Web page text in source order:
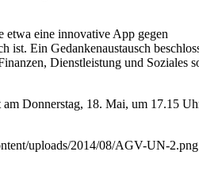
etwa eine innovative App gegen
Ein Gedankenaustausch
Dienstleistung und Soziales
am Donnerstag, 18. Mai, um 17.15
uploads/2014/08/AGV-UN-2.png